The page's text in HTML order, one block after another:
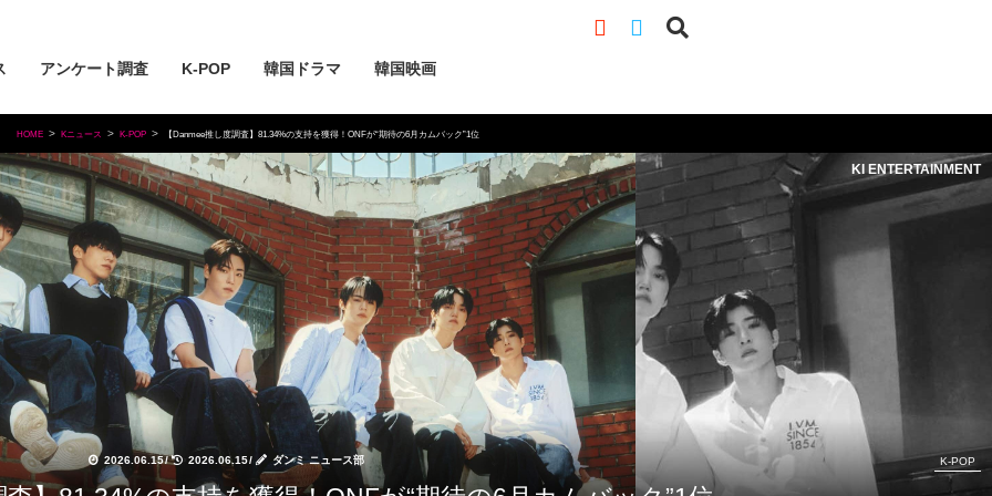
アンケート調査 K-POP 韓国ドラマ 韓国映画
HOME Kニュース K-POP 【Danmee推し度調査】81.34%の支持を獲得！ONFが“期待の6月カムバック”1位
KI ENTERTAINMENT
2026.06.15/ 2026.06.15/ ダンミ ニュース部 K-POP